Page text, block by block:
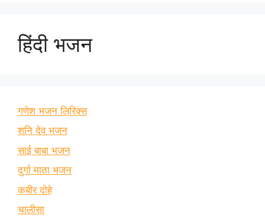
हिंदी भजन
गणेश भजन लिरिक्स
शनि देव भजन
साई बाबा भजन
दुर्गा माता भजन
कबीर दोहे
चालीसा